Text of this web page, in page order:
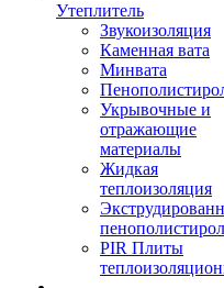
Утеплитель
Звукоизоляция
Каменная вата
Минвата
Укрывочные и
отражающие
материалы
Жидкая
теплоизоляция
пенополистирол
PIR Плиты